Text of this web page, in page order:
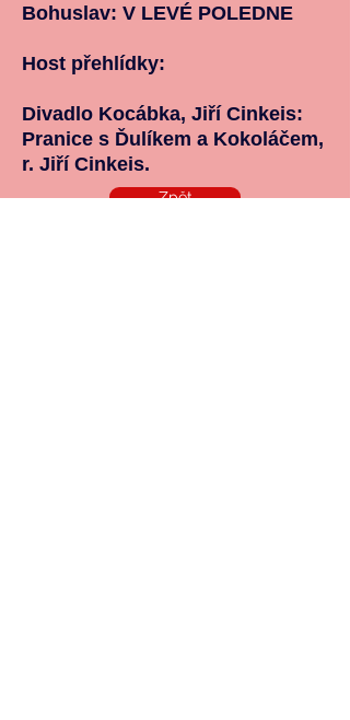
Bohuslav: V LEVÉ POLEDNE
Host přehlídky:
Divadlo Kocábka, Jiří Cinkeis:
Pranice s Ďulíkem a Kokoláčem,
r. Jiří Cinkeis.
Zpět